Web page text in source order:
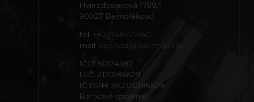
Hviezdoslavová 1789/1
90027 Bernolákovo
tel: +421948777140
mail: obchod@jasomvino.sk
IČO: 50124382
DIČ: 2120186629
IČ DPH: SK2120186629
Bankové spojenie: